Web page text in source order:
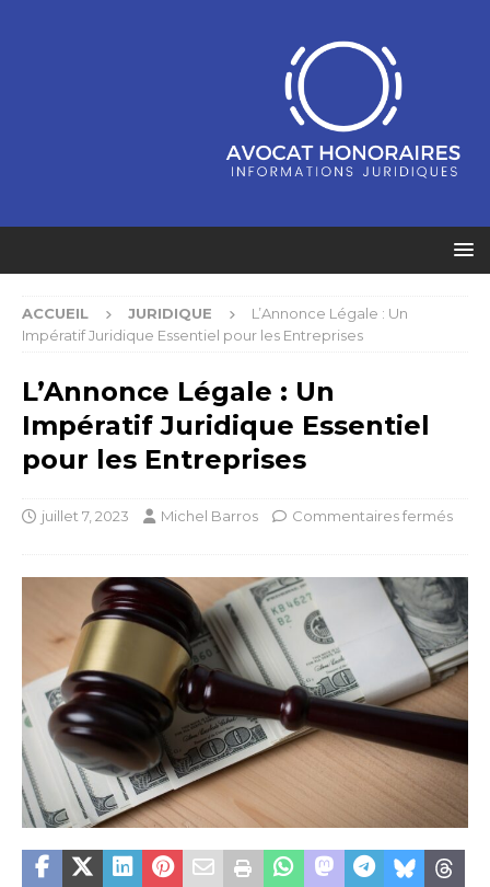
ACCUEIL JURIDIQUE
L’Annonce Légale : Un
Impératif Juridique Essentiel pour les Entreprises
L’Annonce Légale : Un
Impératif Juridique Essentiel
pour les Entreprises
juillet 7, 2023 Michel Barros Commentaires fermés